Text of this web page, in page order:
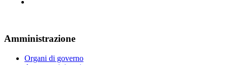
Amministrazione
Organi di governo